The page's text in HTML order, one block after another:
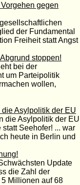
gegen
der Fundamental
Freiheit statt Angst
stoppen!
bei der
um Parteipolitik
wollen,
Asylpolitik der EU
die Asylpolitik der EU
Seehofer! ... war
heute in Berlin und
Update
die Zahl der
Millionen auf 68